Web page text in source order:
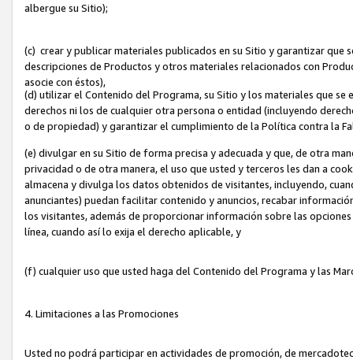
albergue su Sitio);
(c) crear y publicar materiales publicados en su Sitio y garantizar que
descripciones de Productos y otros materiales relacionados con
asocie con éstos),
(d) utilizar el Contenido del Programa, su Sitio y los materiales que se
derechos ni los de cualquier otra persona o entidad (incluyendo
o de propiedad) y garantizar el cumplimiento de la Política contra la
(e) divulgar en su Sitio de forma precisa y adecuada y que, de otra
privacidad o de otra manera, el uso que usted y terceros les dan a
almacena y divulga los datos obtenidos de visitantes, incluyendo,
anunciantes) puedan facilitar contenido y anuncios, recabar
los visitantes, además de proporcionar información sobre las
línea, cuando así lo exija el derecho aplicable, y
(f) cualquier uso que usted haga del Contenido del Programa y las
4. Limitaciones a las Promociones
Usted no podrá participar en actividades de promoción, de